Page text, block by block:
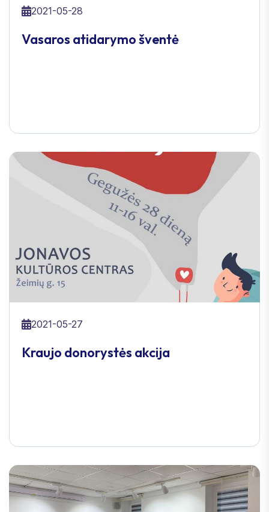
2021-05-28
Vasaros atidarymo šventė
2021-05-27
Kraujo donorystės akcija